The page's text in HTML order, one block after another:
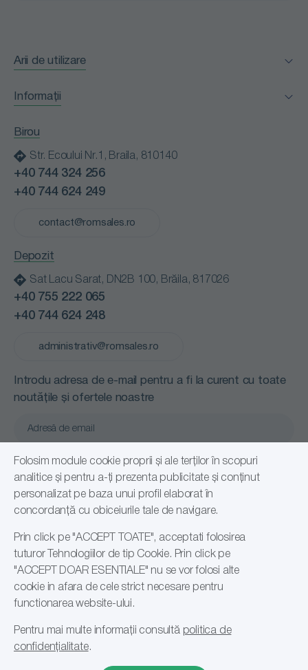
Arii de utilizare
Horeca
Instituții publice
Retail
Transport
Informații
Politică de confidențialitate
Birou
Str. Ecoului Nr.1, Braila, 810140
+40 744 324 256
+40 744 624 249
contact@romsales.ro
Depozit
Sat Lacu Sarat, DN2B 100, Brăila, 817026
+40 755 222 065
+40 744 624 248
administrativ@romsales.ro
Introdu adresa de e-mail pentru a fi la curent cu toate
noutățile și ofertele noastre
Confirm că am citit și sunt de acord cu
Politică de confidențialitate
Abonare
© 2026 Romsales Distribution SRL, RO24108191
Folosim module cookie proprii și ale terților în scopuri
analitice și pentru a-ți prezenta publicitate și conținut
personalizat pe baza unui profil elaborat în
concordanță cu obiceiurile tale de navigare.
Prin click pe "ACCEPT TOATE", acceptati folosirea
tuturor Tehnologiilor de tip Cookie. Prin click pe
"ACCEPT DOAR ESENTIALE" nu se vor folosi alte
cookie in afara de cele strict necesare pentru
functionarea website-ului.
Pentru mai multe informații consultă politica de
confidențialitate.